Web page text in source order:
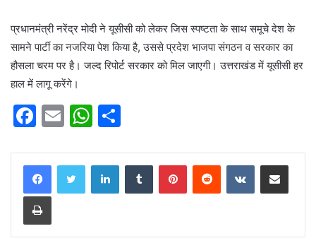
प्रधानमंत्री नरेंद्र मोदी ने यूसीसी को लेकर जिस स्पष्टता के साथ समूचे देश के
सामने पार्टी का नजरिया पेश किया है, उससे प्रदेश भाजपा संगठन व सरकार का
हौसला चरम पर है। जल्द रिपोर्ट सरकार को मिल जाएगी। उत्तराखंड में यूसीसी हर
हाल में लागू करेंगे।
F
c
e
b
o
E
ai
l
W
at
s
ar